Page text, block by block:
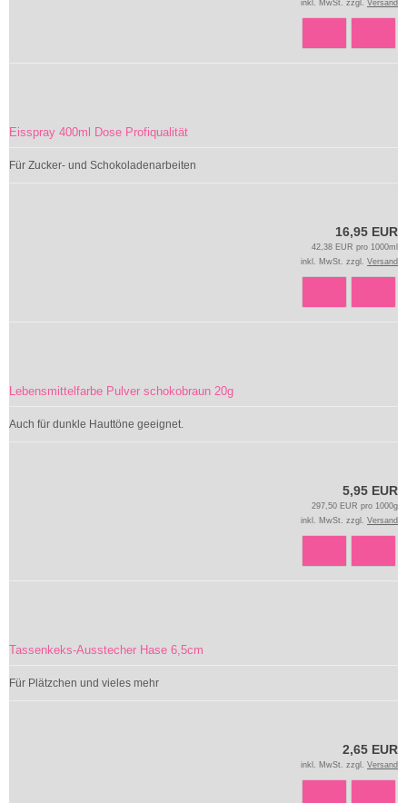
inkl. MwSt. zzgl. Versand
Eisspray 400ml Dose Profiqualität
Für Zucker- und Schokoladenarbeiten
16,95 EUR
42,38 EUR pro 1000ml
inkl. MwSt. zzgl. Versand
Lebensmittelfarbe Pulver schokobraun 20g
Auch für dunkle Hauttöne geeignet.
5,95 EUR
297,50 EUR pro 1000g
inkl. MwSt. zzgl. Versand
Tassenkeks-Ausstecher Hase 6,5cm
Für Plätzchen und vieles mehr
2,65 EUR
inkl. MwSt. zzgl. Versand